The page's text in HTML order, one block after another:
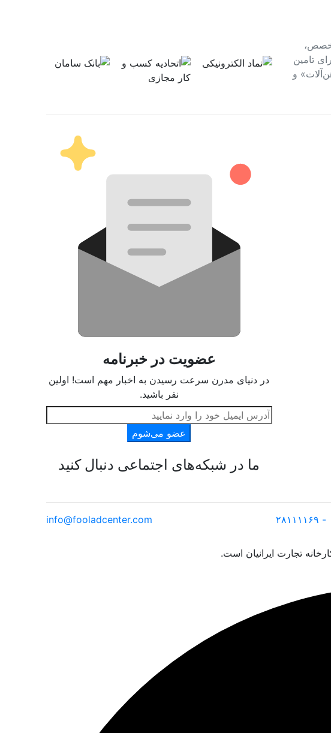
تامین
و
عضویت در خبرنامه
در دنیای مدرن سرعت رسیدن به اخبار مهم است! اولین
نفر باشید.
عضو می‌شوم
ما در شبکه‌های اجتماعی دنبال کنید
info@fooladcenter.com
تجارت ایرانیان است.